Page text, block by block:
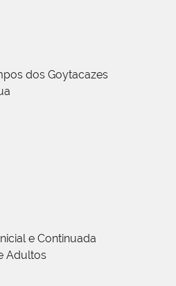
dos Goytacazes
e Continuada
Adultos